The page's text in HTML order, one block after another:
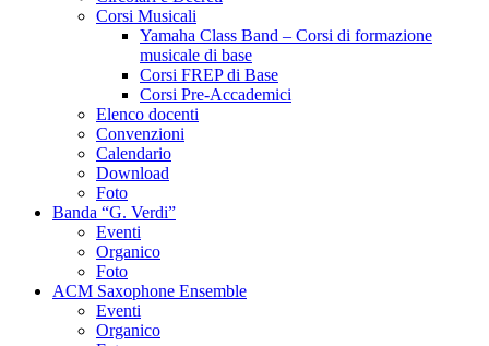
Corsi Musicali
Yamaha Class Band – Corsi di formazione
musicale di base
Corsi FREP di Base
Corsi Pre-Accademici
Elenco docenti
Convenzioni
Calendario
Download
Foto
Banda “G. Verdi”
Eventi
Organico
Foto
ACM Saxophone Ensemble
Eventi
Organico